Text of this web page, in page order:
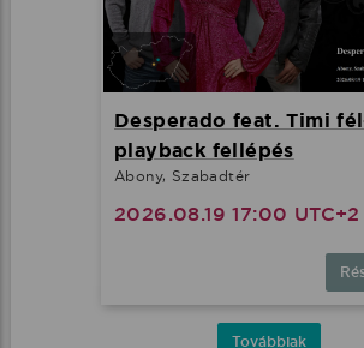
Desperado feat. Timi
playback fellépés
Abony, Szabadtér
2026.08.19 17:00 UTC+2
Továbbiak